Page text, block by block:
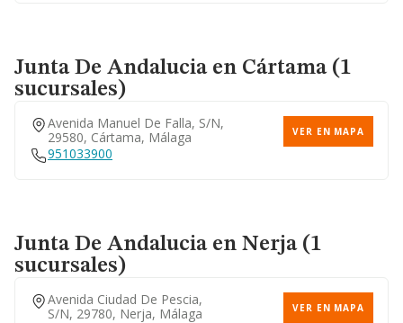
Junta De Andaluciaen Cártama (1
sucursales)
Avenida Manuel De Falla, S/n,
29580, Cártama, Málaga
VER EN MAPA
951033900
Junta De Andaluciaen Nerja (1
sucursales)
Avenida Ciudad De Pescia,
S/n, 29780, Nerja, Málaga
VER EN MAPA